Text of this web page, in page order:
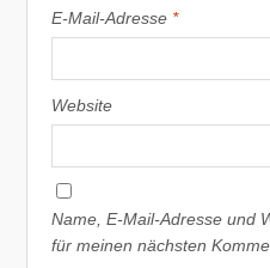
E-Mail-Adresse *
Website
Name, E-Mail-Adresse und
für meinen nächsten